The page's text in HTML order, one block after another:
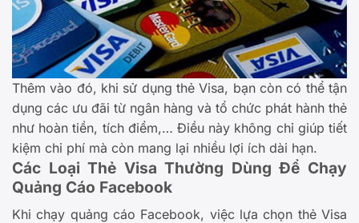
Thêm vào đó, khi sử dụng thẻ Visa, bạn còn có thể tận
dụng các ưu đãi từ ngân hàng và tổ chức phát hành thẻ
như hoàn tiền, tích điểm,… Điều này không chỉ giúp tiết
kiệm chi phí mà còn mang lại nhiều lợi ích dài hạn.
Các Loại Thẻ Visa Thường Dùng Để Chạy
Quảng Cáo Facebook
Khi chạy quảng cáo Facebook, việc lựa chọn thẻ Visa